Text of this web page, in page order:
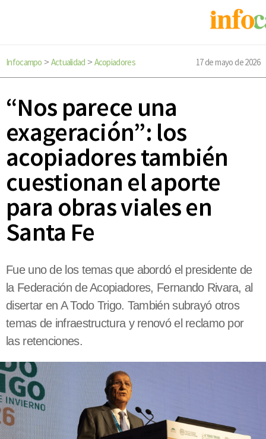
Infocampo > Actualidad > Acopiadores 17 de mayo de 2026
“Nos parece una
exageración”: los
acopiadores también
cuestionan el aporte
para obras viales en
Santa Fe
Fue uno de los temas que abordó el presidente de
la Federación de Acopiadores, Fernando Rivara, al
disertar en A Todo Trigo. También subrayó otros
temas de infraestructura y renovó el reclamo por
las retenciones.